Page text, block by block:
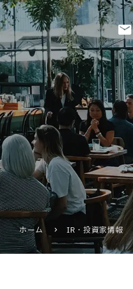
mail
お知らせ
お役立ちコラム
採用情報
お問い合わせ
ホーム IR・投資家情報